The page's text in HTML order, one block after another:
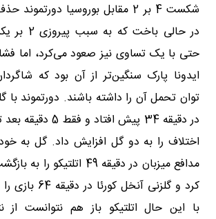
شکست 4 بر 2 مقابل بوروسیا
در حالی
حتی با یک تساوی نیز صعود می‌کرد، اما
ایدونا پارک سنگین‌تر از آن بود که
توان تحمل آن را داشته باشند. دورتموند با
در دقیقه 34 پیش
اختلاف را به دو گل افزایش داد. گل به
مدافع میزبان در دقیقه 49
کرد و گلزنی
با این حال اتلتیکو باز هم نتوانست از